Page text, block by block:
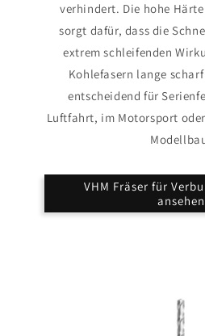
verhindert. Die hohe
sorgt dafür, dass die
extrem schleifenden
Kohlefasern lange
entscheidend für
Luftfahrt, im Motorsport
VHM Fräser für
ansehen